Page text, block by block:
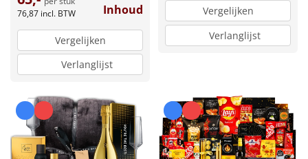
76,87 incl. BTW Inhoud
Vergelijken
Verlanglijst
Vergelijken
Verlanglijst